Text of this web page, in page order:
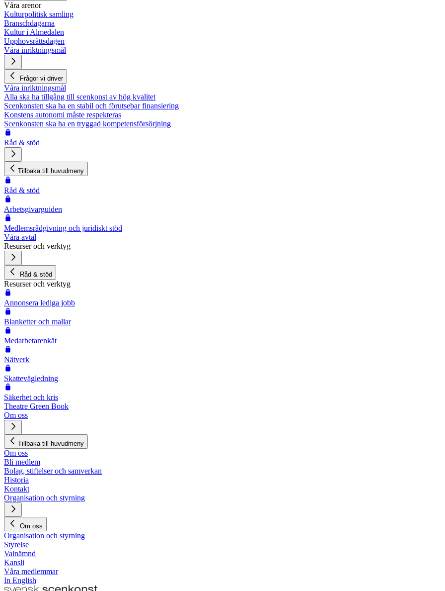
Våra arenor
Kulturpolitisk samling
Branschdagarna
Kultur i Almedalen
Upphovsrättsdagen
Våra inriktningsmål
Frågor vi driver
Våra inriktningsmål
Alla ska ha tillgång till scenkonst av hög kvalitet
Scenkonsten ska ha en stabil och förutsebar finansiering
Konstens autonomi måste respekteras
Scenkonsten ska ha en tryggad kompetensförsörjning
Råd & stöd
Tillbaka till huvudmeny
Råd & stöd
Arbetsgivarguiden
Medlemsrådgivning och juridiskt stöd
Våra avtal
Resurser och verktyg
Råd & stöd
Resurser och verktyg
Annonsera lediga jobb
Blanketter och mallar
Medarbetarenkät
Nätverk
Skattevägledning
Säkerhet och kris
Theatre Green Book
Om oss
Tillbaka till huvudmeny
Om oss
Bli medlem
Bolag, stiftelser och samverkan
Historia
Kontakt
Organisation och styrning
Om oss
Organisation och styrning
Styrelse
Valnämnd
Kansli
Våra medlemmar
In English